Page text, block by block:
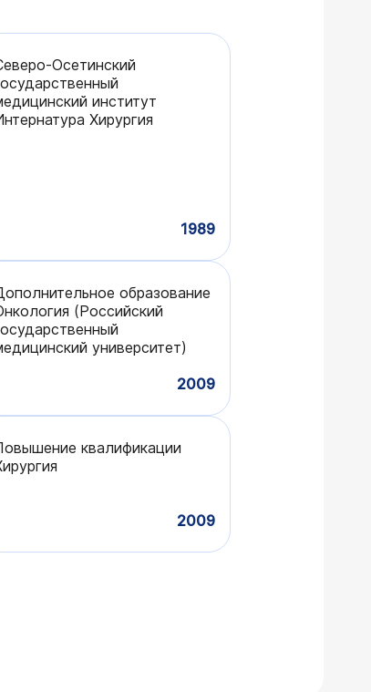
Осетинский
институт
Хирургия
1989
образование
(Российский
университет)
2009
квалификации
2009